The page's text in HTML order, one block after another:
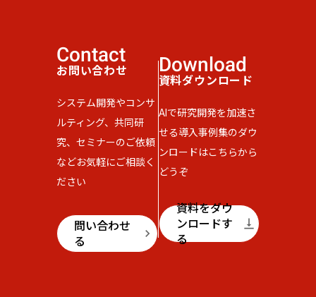
Contact
お問い合わせ
システム開発やコンサ
ルティング、共同研
究、セミナーのご依頼
などお気軽にご相談く
ださい
問い合わせ
る
keyboard_arrow_right
Download
資料ダウンロード
AIで研究開発を加速さ
せる導入事例集のダウ
ンロードはこちらから
どうぞ
資料をダウ
ンロードす
る
vertical_align_bottom